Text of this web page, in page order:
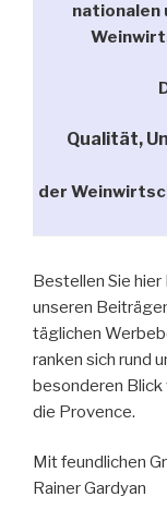
nationalen
Qualität,
der
Bestellen Sie
unseren
täglichen
ranken sich rund
besonderen Blick
die Provence.
Mit feundlichen
Rainer Gardyan